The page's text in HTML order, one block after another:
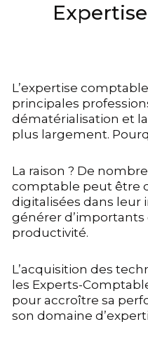
L’expertise
principales
dématérialisation et
plus largement.
La raison ? De
comptable peut être
digitalisées dans leur
générer d’importants
productivité.
L’acquisition des
les Experts-
pour accroître sa
son domaine